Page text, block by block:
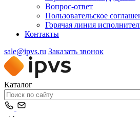
Вопрос-ответ
Пользовательское
Горячая линия
Контакты
sale@ipvs.ru Заказать звонок
Каталог